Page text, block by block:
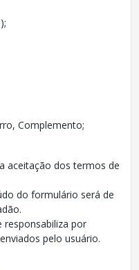
Complemento;
aceitação dos termos de
do formulário será de
responsabiliza por
pelo usuário.